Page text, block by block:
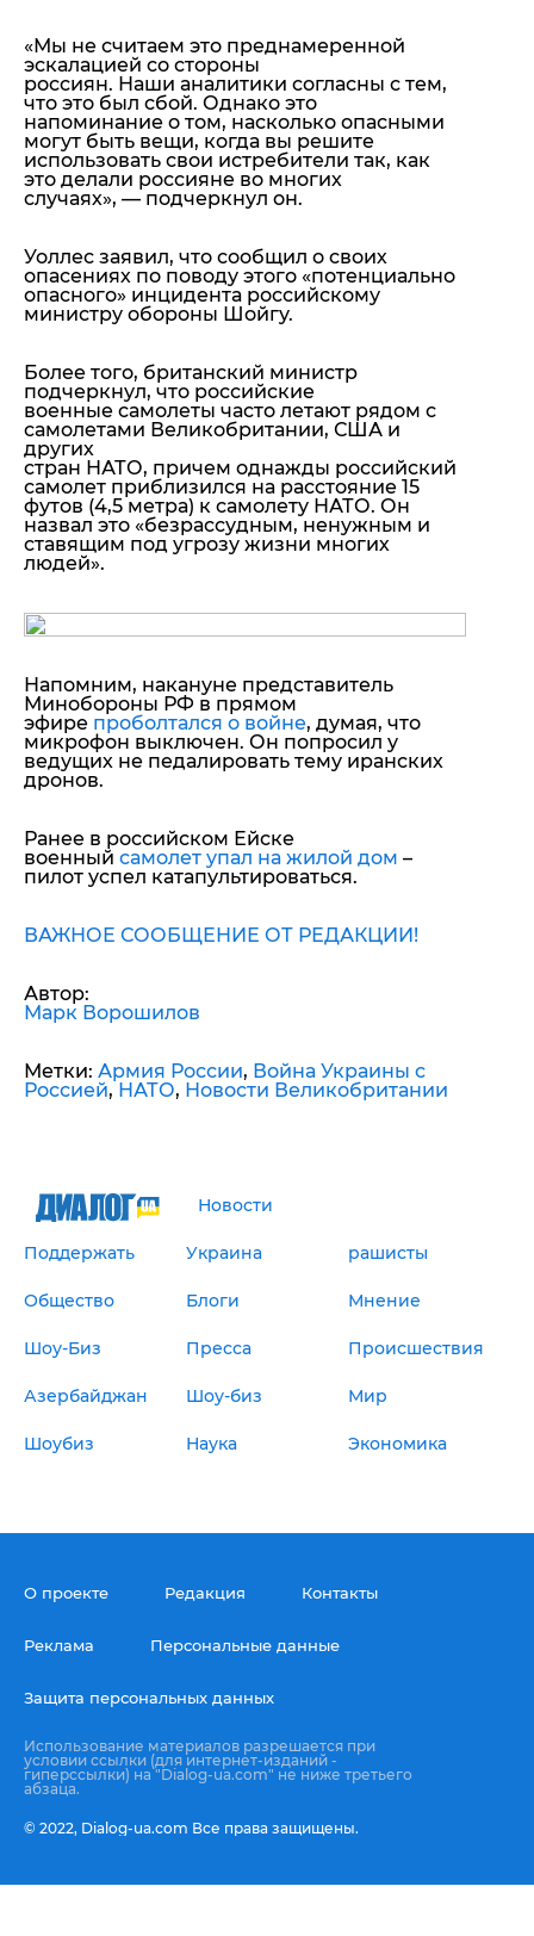
«Мы не считаем это преднамеренной
эскалацией со стороны
россиян. Наши аналитики согласны с тем,
что это был сбой. Однако это
напоминание о том, насколько опасными
могут быть вещи, когда вы решите
использовать свои истребители так, как
это делали россияне во многих
случаях», — подчеркнул он.
Уоллес заявил, что сообщил о своих
опасениях по поводу этого «потенциально
опасного» инцидента российскому
министру обороны Шойгу.
Более того, британский министр
подчеркнул, что российские
военные самолеты часто летают рядом с
самолетами Великобритании, США и
других
стран НАТО, причем однажды российский
самолет приблизился на расстояние 15
футов (4,5 метра) к самолету НАТО. Он
назвал это «безрассудным, ненужным и
ставящим под угрозу жизни многих
людей».
Напомним, накануне представитель
Минобороны РФ в прямом
эфире проболтался о войне, думая, что
микрофон выключен. Он попросил у
ведущих не педалировать тему иранских
дронов.
Ранее в российском Ейске
военный самолет упал на жилой дом –
пилот успел катапультироваться.
ВАЖНОЕ СООБЩЕНИЕ ОТ РЕДАКЦИИ!
Автор:
Марк Ворошилов
Метки: Армия России, Война Украины с
Россией, НАТО, Новости Великобритании
Новости
Поддержать Украина рашисты
Общество Блоги Мнение
Шоу-Биз Пресса Происшествия
Азербайджан Шоу-биз Мир
Шоубиз Наука Экономика
О проекте Редакция Контакты
Реклама Персональные данные
Защита персональных данных
Использование материалов разрешается при
условии ссылки (для интернет-изданий -
гиперссылки) на "Dialog-ua.com" не ниже третьего
абзаца.
© 2022, Dialog-ua.сom Все права защищены.